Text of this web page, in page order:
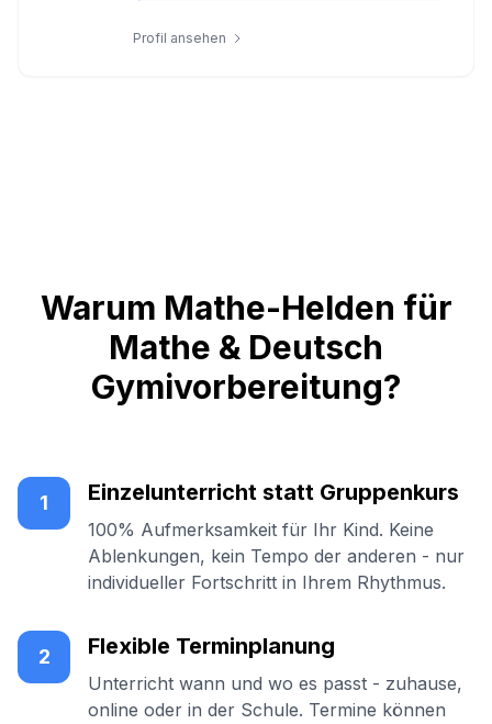
Profil ansehen
Warum Mathe-Helden für
Mathe & Deutsch
Gymivorbereitung?
1 Einzelunterricht statt Gruppenkurs
100% Aufmerksamkeit für Ihr Kind. Keine
Ablenkungen, kein Tempo der anderen - nur
individueller Fortschritt in Ihrem Rhythmus.
2 Flexible Terminplanung
Unterricht wann und wo es passt - zuhause,
online oder in der Schule. Termine können